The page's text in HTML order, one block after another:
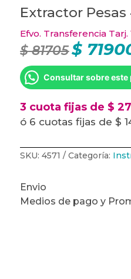
Extractor Pesas
Efvo. Transferencia Tarj.
$81705 El
precio
original
era:
$ 81705.
$
Consultar sobre este
3 cuota fijas de $
ó 6 cuotas fijas de $
SKU:4571 Categoría:
Envio
Medios de pago y